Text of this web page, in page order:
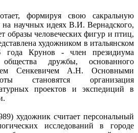
формируя свою сакральную
научных идеях В.И. Вернадского,
человеческих фигур и птиц,
художником в итальянском
Крунов - член президиума
общества дружбы, основанного
Сенкевичем А.Н. Основными
становятся организация
проектов и экспедиций в
художник считает персональный
исследований в городе